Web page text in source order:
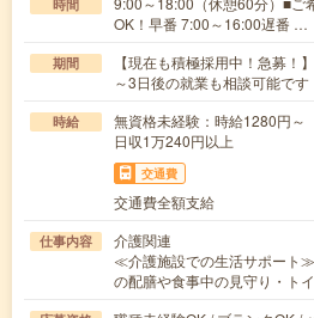
時間
OK！早番 7:00～16:00遅番 …
期間
【現在も積極採用中！急募
～3日後の就業も相談可能です
時給
無資格未経験：時給1280円
日収1万240円以上
交通費
交通費全額支給
仕事内容
介護関連
≪介護施設での生活サポー
の配膳や食事中の見守り・ト